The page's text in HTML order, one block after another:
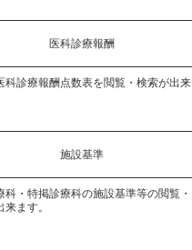
医科診療報酬
科診療報酬点数表を閲覧・検索が出来
施設基準
科・特掲診療科の施設基準等の閲覧・
来ます。